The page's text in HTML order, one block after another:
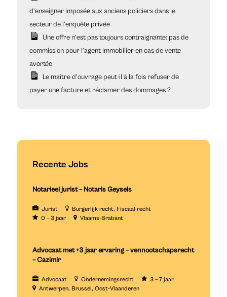
d’enseigner imposée aux anciens policiers dans le
secteur de l’enquête privée
Une offre n’est pas toujours contraignante: pas de
commission pour l’agent immobilier en cas de vente
avortée
Le maître d’ouvrage peut-il à la fois refuser de
payer une facture et réclamer des dommages ?
Recente Jobs
Notarieel jurist – Notaris Geysels
Jurist Burgerlijk recht Fiscaal recht
0 – 3 jaar
Vlaams-Brabant
Advocaat met +3 jaar ervaring – vennootschapsrecht
– Cazimir
Advocaat Ondernemingsrecht
3 – 7 jaar
Antwerpen Brussel Oost-Vlaanderen